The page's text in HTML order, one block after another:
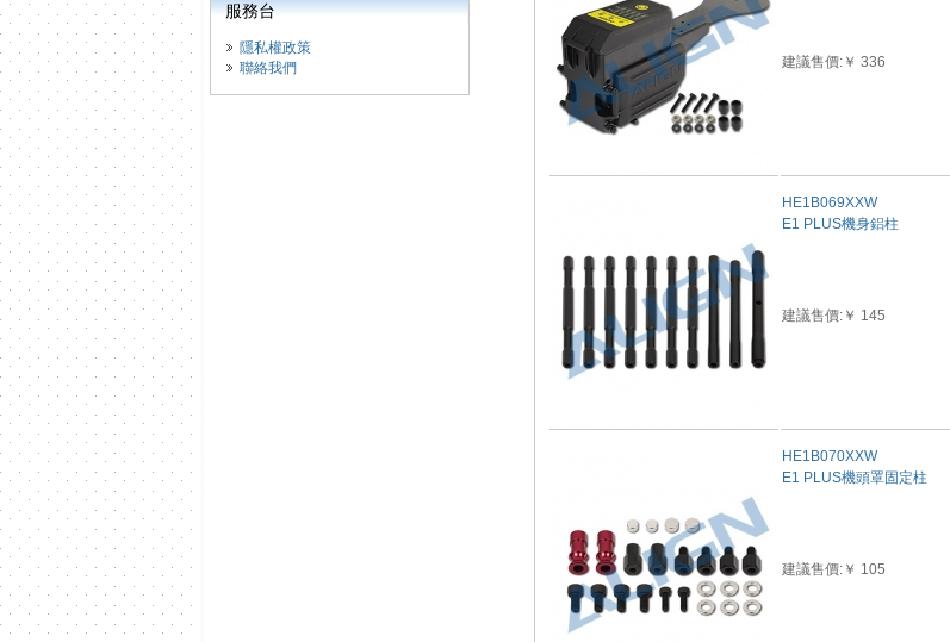
服務台
隱私權政策
聯絡我們
建議售價:￥ 336
HE1B069XXW
E1 PLUS機身鋁柱
建議售價:￥ 145
HE1B070XXW
E1 PLUS機頭罩固定柱
建議售價:￥ 105